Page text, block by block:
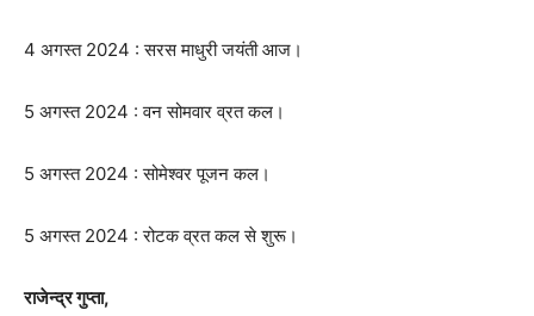
4 अगस्त 2024 : सरस माधुरी जयंती आज।
5 अगस्त 2024 : वन सोमवार व्रत कल।
5 अगस्त 2024 : सोमेश्वर पूजन कल।
5 अगस्त 2024 : रोटक व्रत कल से शुरू।
राजेन्द्र गुप्ता,